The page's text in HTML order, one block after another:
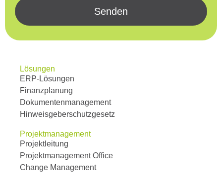
Senden
Lösungen
ERP-Lösungen
Finanzplanung
Dokumentenmanagement
Hinweisgeberschutzgesetz
Projektmanagement
Projektleitung
Projektmanagement Office
Change Management